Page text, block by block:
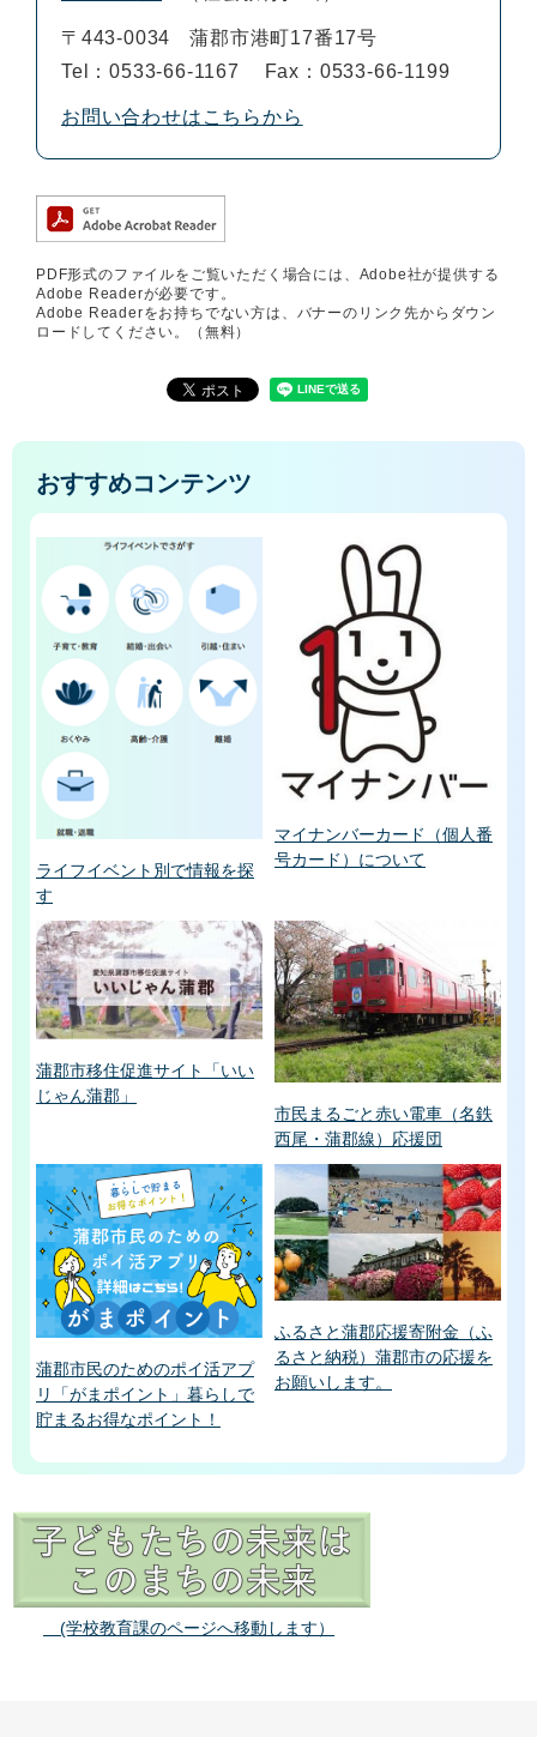
〒443-0034
蒲郡市港町17番17号
Tel：0533-66-1167
Fax：0533-66-1199
お問い合わせはこちらから
PDF形式のファイルをご覧いただく場合には、Adobe社が提供する
Adobe Readerが必要です。
Adobe Readerをお持ちでない方は、バナーのリンク先からダウン
ロードしてください。（無料）
おすすめコンテンツ
ライフイベント別で情報を探
す
マイナンバーカード（個人番
号カード）について
蒲郡市移住促進サイト「いい
じゃん蒲郡」
市民まるごと赤い電車（名鉄
西尾・蒲郡線）応援団
蒲郡市民のためのポイ活アプ
リ「がまポイント」暮らしで
貯まるお得なポイント！
ふるさと蒲郡応援寄附金（ふ
るさと納税）蒲郡市の応援を
お願いします。
(学校教育課のページへ移動します）